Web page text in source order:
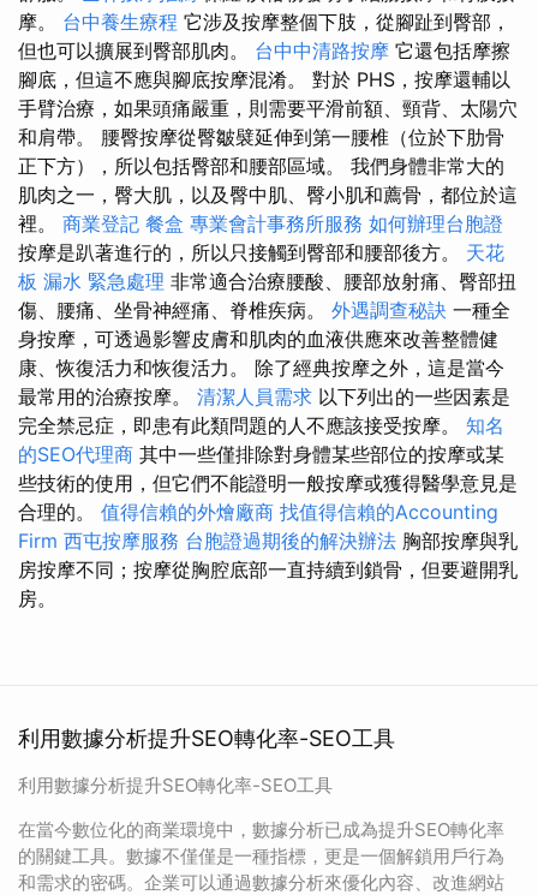
摩。 台中養生療程 它涉及按摩整個下肢，從腳趾到臀部，
但也可以擴展到臀部肌肉。 台中中清路按摩 它還包括摩擦
腳底，但這不應與腳底按摩混淆。 對於 PHS，按摩還輔以
手臂治療，如果頭痛嚴重，則需要平滑前額、頸背、太陽穴
和肩帶。 腰臀按摩從臀皺襞延伸到第一腰椎（位於下肋骨
正下方），所以包括臀部和腰部區域。 我們身體非常大的
肌肉之一，臀大肌，以及臀中肌、臀小肌和薦骨，都位於這
裡。 商業登記 餐盒 專業會計事務所服務 如何辦理台胞證
按摩是趴著進行的，所以只接觸到臀部和腰部後方。 天花
板 漏水 緊急處理 非常適合治療腰酸、腰部放射痛、臀部扭
傷、腰痛、坐骨神經痛、脊椎疾病。 外遇調查秘訣 一種全
身按摩，可透過影響皮膚和肌肉的血液供應來改善整體健
康、恢復活力和恢復活力。 除了經典按摩之外，這是當今
最常用的治療按摩。 清潔人員需求 以下列出的一些因素是
完全禁忌症，即患有此類問題的人不應該接受按摩。 知名
的SEO代理商 其中一些僅排除對身體某些部位的按摩或某
些技術的使用，但它們不能證明一般按摩或獲得醫學意見是
合理的。 值得信賴的外燴廠商 找值得信賴的Accounting
Firm 西屯按摩服務 台胞證過期後的解決辦法 胸部按摩與乳
房按摩不同；按摩從胸腔底部一直持續到鎖骨，但要避開乳
房。
利用數據分析提升SEO轉化率-SEO工具
利用數據分析提升SEO轉化率-SEO工具
在當今數位化的商業環境中，數據分析已成為提升SEO轉化率
的關鍵工具。數據不僅僅是一種指標，更是一個解鎖用戶行為
和需求的密碼。企業可以通過數據分析來優化內容、改進網站